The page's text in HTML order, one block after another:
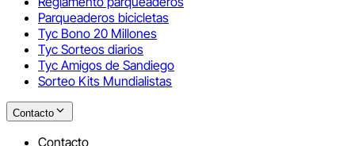
Parqueaderos bicicletas
Tyc Bono 20 Millones
Tyc Sorteos diarios
Tyc Amigos de Sandiego
Sorteo Kits Mundialistas
Contacto
Contacto